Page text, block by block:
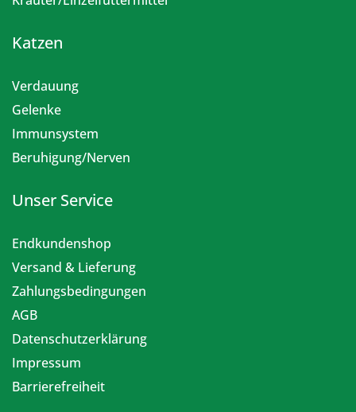
Katzen
Verdauung
Gelenke
Immunsystem
Beruhigung/Nerven
Unser Service
Endkundenshop
Versand & Lieferung
Zahlungsbedingungen
AGB
Datenschutzerklärung
Impressum
Barrierefreiheit